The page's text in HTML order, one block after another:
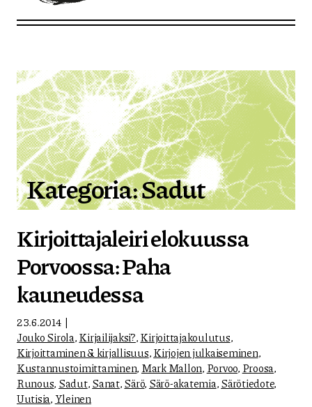
Kategoria:Sadut
Kirjoittajaleiri elokuussa
Porvoossa: Paha
kauneudessa
23.6.2014
Jouko Sirola,Kirjailijaksi?,Kirjoittajakoulutus,
Kirjoittaminen & kirjallisuus,Kirjojen julkaiseminen,
Kustannustoimittaminen, Mark Mallon, Porvoo, Proosa,
Runous, Sadut,Sanat,Särö, Särö-akatemia,Särötiedote,
Uutisia,Yleinen